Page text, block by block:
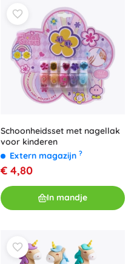
Schoonheidsset met nagellak
voor kinderen
Extern magazijn ?
€ 4,80
In mandje